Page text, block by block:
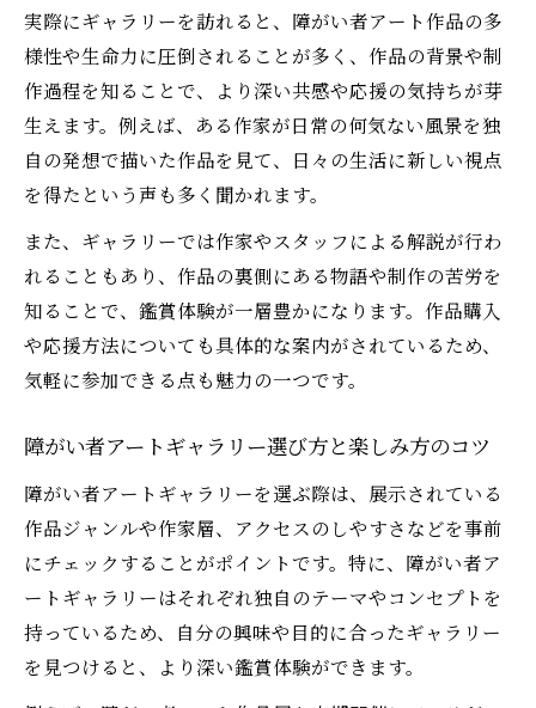
障がい者アートが社会へもたらす新たな価
値とは
障がい者アートビジネスを支える背景と魅
力の秘密
障がい者アート展で感じる感動と学びの視
点
作品販売や商品化で広がる障がい者アートの世
界
障がい者アート作品販売の現状と購入のポ
イント
障がい者アート商品化が拓く新しい可能性
を解説
障がい者アート作品展と商品化の連動を考
える
障がい者アート販売で知る応援方法と実践
例
実際にギャラリーを訪れると、障がい者アート作品の多
様性や生命力に圧倒されることが多く、作品の背景や制
作過程を知ることで、より深い共感や応援の気持ちが芽
生えます。例えば、ある作家が日常の何気ない風景を独
自の発想で描いた作品を見て、日々の生活に新しい視点
を得たという声も多く聞かれます。
また、ギャラリーでは作家やスタッフによる解説が行わ
れることもあり、作品の裏側にある物語や制作の苦労を
知ることで、鑑賞体験が一層豊かになります。作品購入
や応援方法についても具体的な案内がされているため、
気軽に参加できる点も魅力の一つです。
障がい者アートギャラリー選び方と楽しみ方のコツ
障がい者アートギャラリーを選ぶ際は、展示されている
作品ジャンルや作家層、アクセスのしやすさなどを事前
にチェックすることがポイントです。特に、障がい者ア
ートギャラリーはそれぞれ独自のテーマやコンセプトを
持っているため、自分の興味や目的に合ったギャラリー
を見つけると、より深い鑑賞体験ができます。